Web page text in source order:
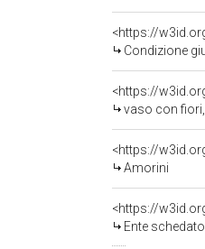
<https://
Condizione
<https://
vaso con
<https://
Amorini
<https://
Ente